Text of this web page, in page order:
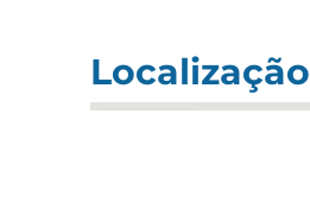
Localização